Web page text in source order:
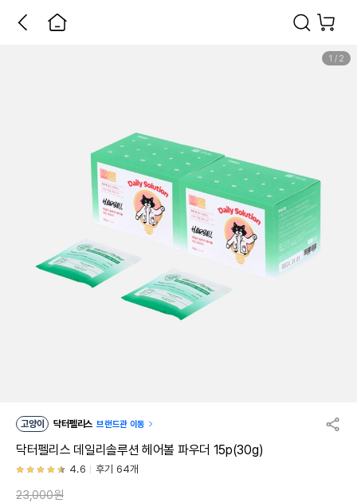
1 / 2
고양이 닥터펠리스 브랜드관 이동
닥터펠리스 데일리솔루션 헤어볼 파우더 15p(30g)
4.6 후기 64개
23,000원